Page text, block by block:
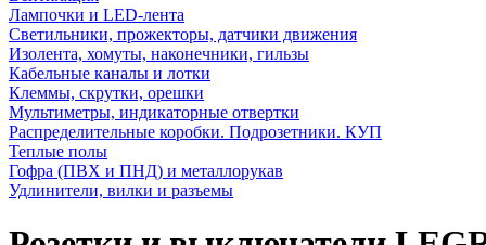
Лампочки и LED-лента
Светильники, прожекторы, датчики движения
Изолента, хомуты, наконечники, гильзы
Кабельные каналы и лотки
Клеммы, скрутки, орешки
Мультиметры, индикаторные отвертки
Распределительные коробки. Подрозетники. КУП
Теплые полы
Гофра (ПВХ и ПНД) и металлорукав
Удлинители, вилки и разъемы